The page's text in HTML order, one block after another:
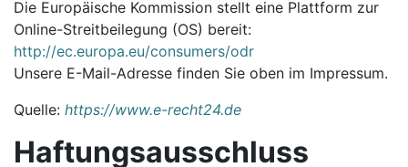
Die Europäische Kommission stellt eine Plattform zur
Online-Streitbeilegung (OS) bereit:
http://ec.europa.eu/consumers/odr
Unsere E-Mail-Adresse finden Sie oben im Impressum.
Quelle: https://www.e-recht24.de
Haftungsausschluss